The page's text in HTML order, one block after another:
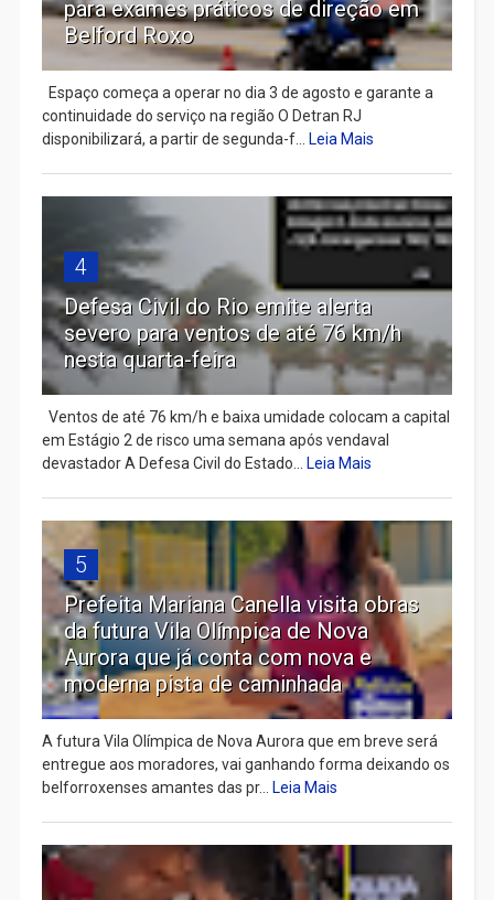
para exames práticos de direção em
Belford Roxo
Espaço começa a operar no dia 3 de agosto e garante a
continuidade do serviço na região O Detran RJ
disponibilizará, a partir de segunda-f...
Leia Mais
4
Defesa Civil do Rio emite alerta
severo para ventos de até 76 km/h
nesta quarta-feira
Ventos de até 76 km/h e baixa umidade colocam a capital
em Estágio 2 de risco uma semana após vendaval
devastador A Defesa Civil do Estado...
Leia Mais
5
Prefeita Mariana Canella visita obras
da futura Vila Olímpica de Nova
Aurora que já conta com nova e
moderna pista de caminhada
A futura Vila Olímpica de Nova Aurora que em breve será
entregue aos moradores, vai ganhando forma deixando os
belforroxenses amantes das pr...
Leia Mais